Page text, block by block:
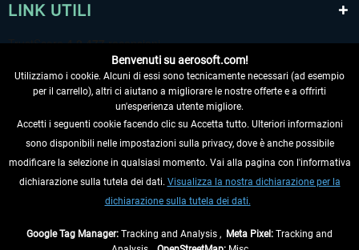
LINK UTILI
RECEDERE DAL CONTRATTO
INFORMAZIONI
Benvenuti su aerosoft.com!
Utilizziamo i cookie. Alcuni di essi sono tecnicamente necessari (ad esempio
per il carrello), altri ci aiutano a migliorare le nostre offerte e a offrirti
un'esperienza utente migliore.
Accetti i seguenti cookie facendo clic su Accetta tutto. Ulteriori informazioni
sono disponibili nelle impostazioni sulla privacy, dove è anche possibile
modificare la selezione in qualsiasi momento. Vai alla pagina con l'informativa
dichiarazione sulla tutela dei dati. Visualizza la nostra dichiarazione per la
dichiarazione sulla tutela dei dati.
Google Tag Manager: Tracking and Analysis , Meta Pixel: Tracking and